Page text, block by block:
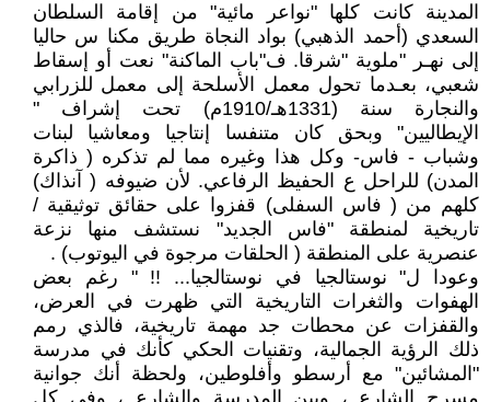
المدينة كانت كلها "نواعر مائية" من إقامة السلطان
السعدي (أحمد الذهبي) بواد النجاة طريق مكنا س حاليا
إلى نهـر "ملوية "شرقا. ف"باب الماكنة" نعت أو إسقاط
شعبي، بعـدما تحول معمل الأسلحة إلى معمل للزرابي
والنجارة سنة (1331هـ/1910م) تحت إشراف "
الإيطاليين" وبحق كان متنفسا إنتاجيا ومعاشيا لبنات
وشباب - فاس- وكل هذا وغيره مما لم تذكره ( ذاكرة
المدن) للراحل ع الحفيظ الرفاعي. لأن ضيوفه ( آنذاك)
كلهم من ( فاس السفلى) قفزوا على حقائق توثيقية /
تاريخية لمنطقة "فاس الجديد" نستشف منها نزعة
عنصرية على المنطقة ( الحلقات مرجوة في اليوتوب) .
وعودا ل" نوستالجيا في نوستالجيا... !! " رغم بعض
الهفوات والثغرات التاريخية التي ظهرت في العرض،
والقفزات عن محطات جد مهمة تاريخية، فالذي رمم
ذلك الرؤية الجمالية، وتقنيات الحكي كأنك في مدرسة
"المشائين" مع أرسطو وأفلوطين، ولحظة أنك جوانية